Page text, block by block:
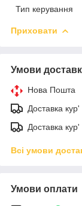
Тип керування
Приховати
Умови
Нова Пошта
Доставка
Доставка
Всі умови
Умови оплати